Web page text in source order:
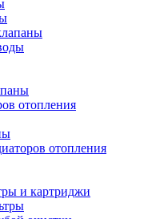
отопления
отопления
и картриджи